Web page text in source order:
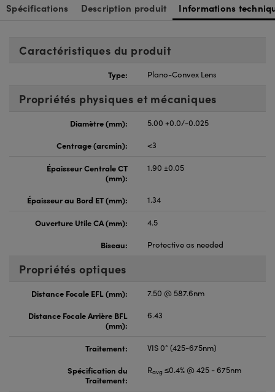
Spécifications Description produit Informations
Caractéristiques du produit
Type: Plano-Convex Lens
Propriétés physiques et mécaniques
Diamètre (mm):
5.00 +0.0/-0.025
Centrage (arcmin):
<3
Épaisseur Centrale CT
(mm):
1.90 ±0.05
Épaisseur au Bord ET (mm): 1.34
Ouverture Utile CA (mm):
4.5
Biseau:
Protective as needed
Propriétés optiques
Distance Focale EFL (mm):
7.50 @ 587.6nm
Distance Focale Arrière BFL
(mm):
6.43
Traitement:
VIS 0° (425-675nm)
Spécification du
Traitement:
Ravg ≤0.4% @ 425 - 675nm